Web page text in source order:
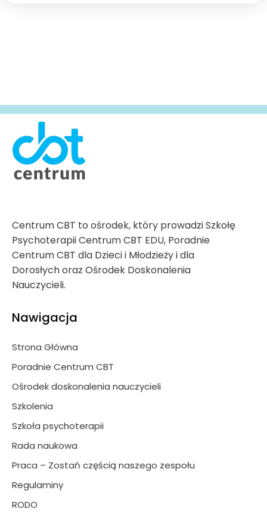
Centrum CBT to ośrodek, który prowadzi Szkołę
Psychoterapii Centrum CBT EDU, Poradnie
Centrum CBT dla Dzieci i Młodzieży i dla
Dorosłych oraz Ośrodek Doskonalenia
Nauczycieli.
Nawigacja
Strona Główna
Poradnie Centrum CBT
Ośrodek doskonalenia nauczycieli
Szkolenia
Szkoła psychoterapii
Rada naukowa
Praca – Zostań częścią naszego zespołu
Regulaminy
RODO